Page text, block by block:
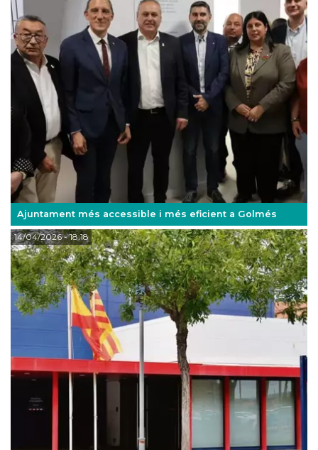
Ajuntament més accessible i més eficient a Golmés
14/04/2026- 18:18